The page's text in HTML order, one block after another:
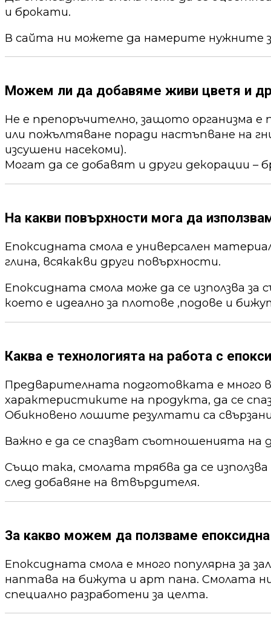
и брокати.
В сайта ни можете да намерите нужните
Можем ли да добавяме живи цветя и
Не е препоръчително, защото организма
или пожълтяване поради настъпване на
изсушени насекоми).
Могат да се добавят и други декорации –
На какви повърхности мога да
Епоксидната смола е универсален
глина, всякакви други повърхности.
Епоксидната смола може да се използва за
което е идеално за плотове ,подове и
Каква е технологията на работа с
Предварителната подготовката е много
характеристиките на продукта, да се
Обикновено лошите резултати са
Важно е да се спазват съотношенията на
Също така, смолата трябва да се
след добавяне на втвърдителя.
За какво можем да ползваме
Епоксидната смола е много популярна за
наптава на бижута и арт пана. Смолата
специално разработени за целта.